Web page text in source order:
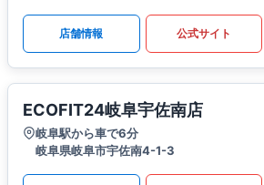
店舗情報 公式サイト
ECOFIT24岐阜宇佐南店
岐阜駅から車で6分
岐阜県岐阜市宇佐南4-1-3